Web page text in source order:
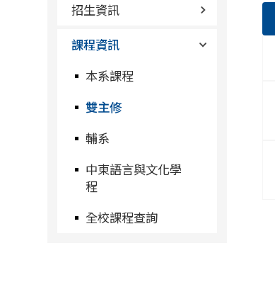
招生資訊
課程資訊
本系課程
雙主修
輔系
中東語言與文化學
程
全校課程查詢